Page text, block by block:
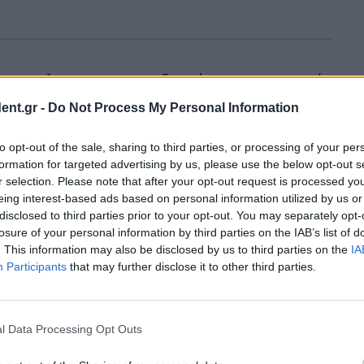
- Do Not Process My Personal Information
opt-out of the sale, sharing to third parties, or processing of your
for targeted advertising by us, please use the below opt-out
selection. Please note that after your opt-out request is processed
interest-based ads based on personal information utilized by us
to third parties prior to your opt-out. You may separately
of your personal information by third parties on the IAB’s list of
This information may also be disclosed by us to third parties on the
Participants that may further disclose it to other third parties.
Data Processing Opt Outs
τα data centers τη διαμόρφωση τοπικού
center ισχύος 36 MW και δείκτη
για το πηλίκο της συνολικής
center ως προς την κατανάλωση
των servers) αποβάλλει θερμότητα που
40.000 κατοικίες. Κατά
τοπικές θερμικές νησίδες (hot
περιβάλλον των περιοχών στις
το μικροκλίμα τους. «Είναι